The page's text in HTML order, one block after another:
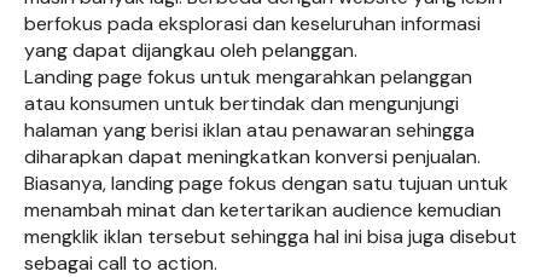
berfokus pada eksplorasi dan keseluruhan informasi
yang dapat dijangkau oleh pelanggan.
Landing page fokus untuk mengarahkan pelanggan
atau konsumen untuk bertindak dan mengunjungi
halaman yang berisi iklan atau penawaran sehingga
diharapkan dapat meningkatkan konversi penjualan.
Biasanya, landing page fokus dengan satu tujuan untuk
menambah minat dan ketertarikan audience kemudian
mengklik iklan tersebut sehingga hal ini bisa juga disebut
sebagai call to action.